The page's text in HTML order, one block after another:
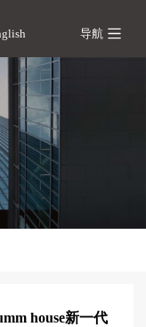
导航
house新一代